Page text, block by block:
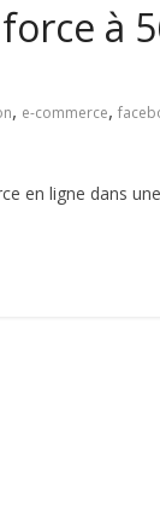
à
, e-commerce,
en ligne dans